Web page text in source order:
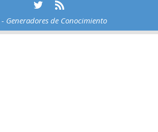
- Generadores de Conocimiento